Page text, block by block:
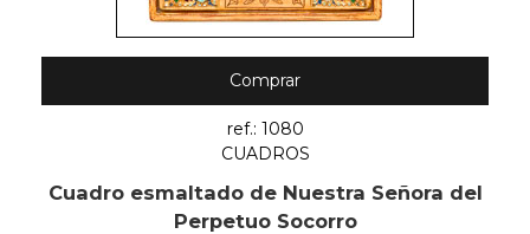
Comprar
ref.: 1080
CUADROS
Cuadro esmaltado de Nuestra Señora del
Perpetuo Socorro